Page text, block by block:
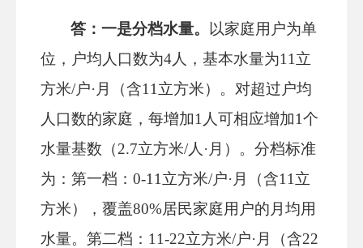
答：一是分档水量。
以家庭用户为单
位，户均人口数为4人，基本水量为11立
方米/户·月（含11立方米）。对超过户均
人口数的家庭，每增加1人可相应增加1个
水量基数（2.7立方米/人·月）。分档标准
为 ：第一档： 0-11立方米/户·月（含11立
方米），覆盖80%居民家庭用户的月均用
水量。第二档：11-22立方米/户·月（含22